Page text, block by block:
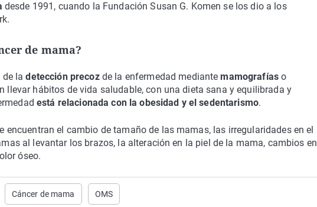
desde 1991, cuando la Fundación Susan G. Komen se los dio a los
de mama?
la detección precozde la enfermedad mediantemamografíaso
llevar hábitos de vida saludable, con una dieta sana y equilibrada y
está relacionada con la obesidad y el sedentarismo.
encuentran el cambio de tamaño de las mamas, las irregularidades en el
al levantar los brazos, la alteración en la piel de la mama, cambios en
óseo.
Cáncer de mama OMS